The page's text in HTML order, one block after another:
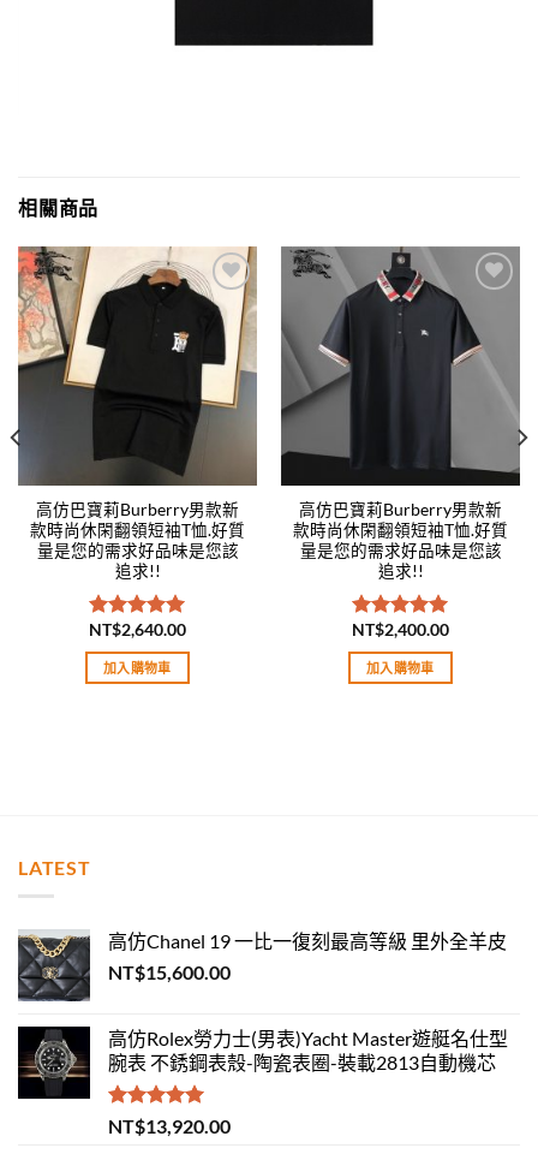
相關商品
Add to
wishlist
高仿巴寶莉Burberry男款新
款時尚休閑翻領短袖T恤.好質
量是您的需求好品味是您該
追求!!
評分5.00
滿分 5
NT$2,640.00
加入購物車
wishlist
高仿巴寶莉Burberry男款新
款時尚休閑翻領短袖T恤.好質
量是您的需求好品味是您該
追求!!
評分5.00
滿分 5
NT$2,400.00
加入購物車
LATEST
高仿Chanel 19 一比一復刻最高等級 里外全羊皮
NT$15,600.00
高仿Rolex勞力士(男表)Yacht Master遊艇名仕型
腕表 不銹鋼表殼-陶瓷表圈-裝載2813自動機芯
評分5.00
滿分 5
NT$13,920.00